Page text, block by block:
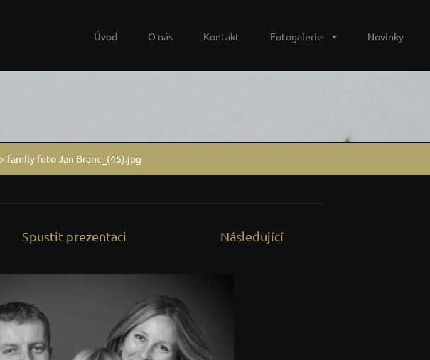
Úvod O nás Kontakt Fotogalerie Novinky
> family foto Jan Branc_(45).jpg
Spustit prezentaci Následující